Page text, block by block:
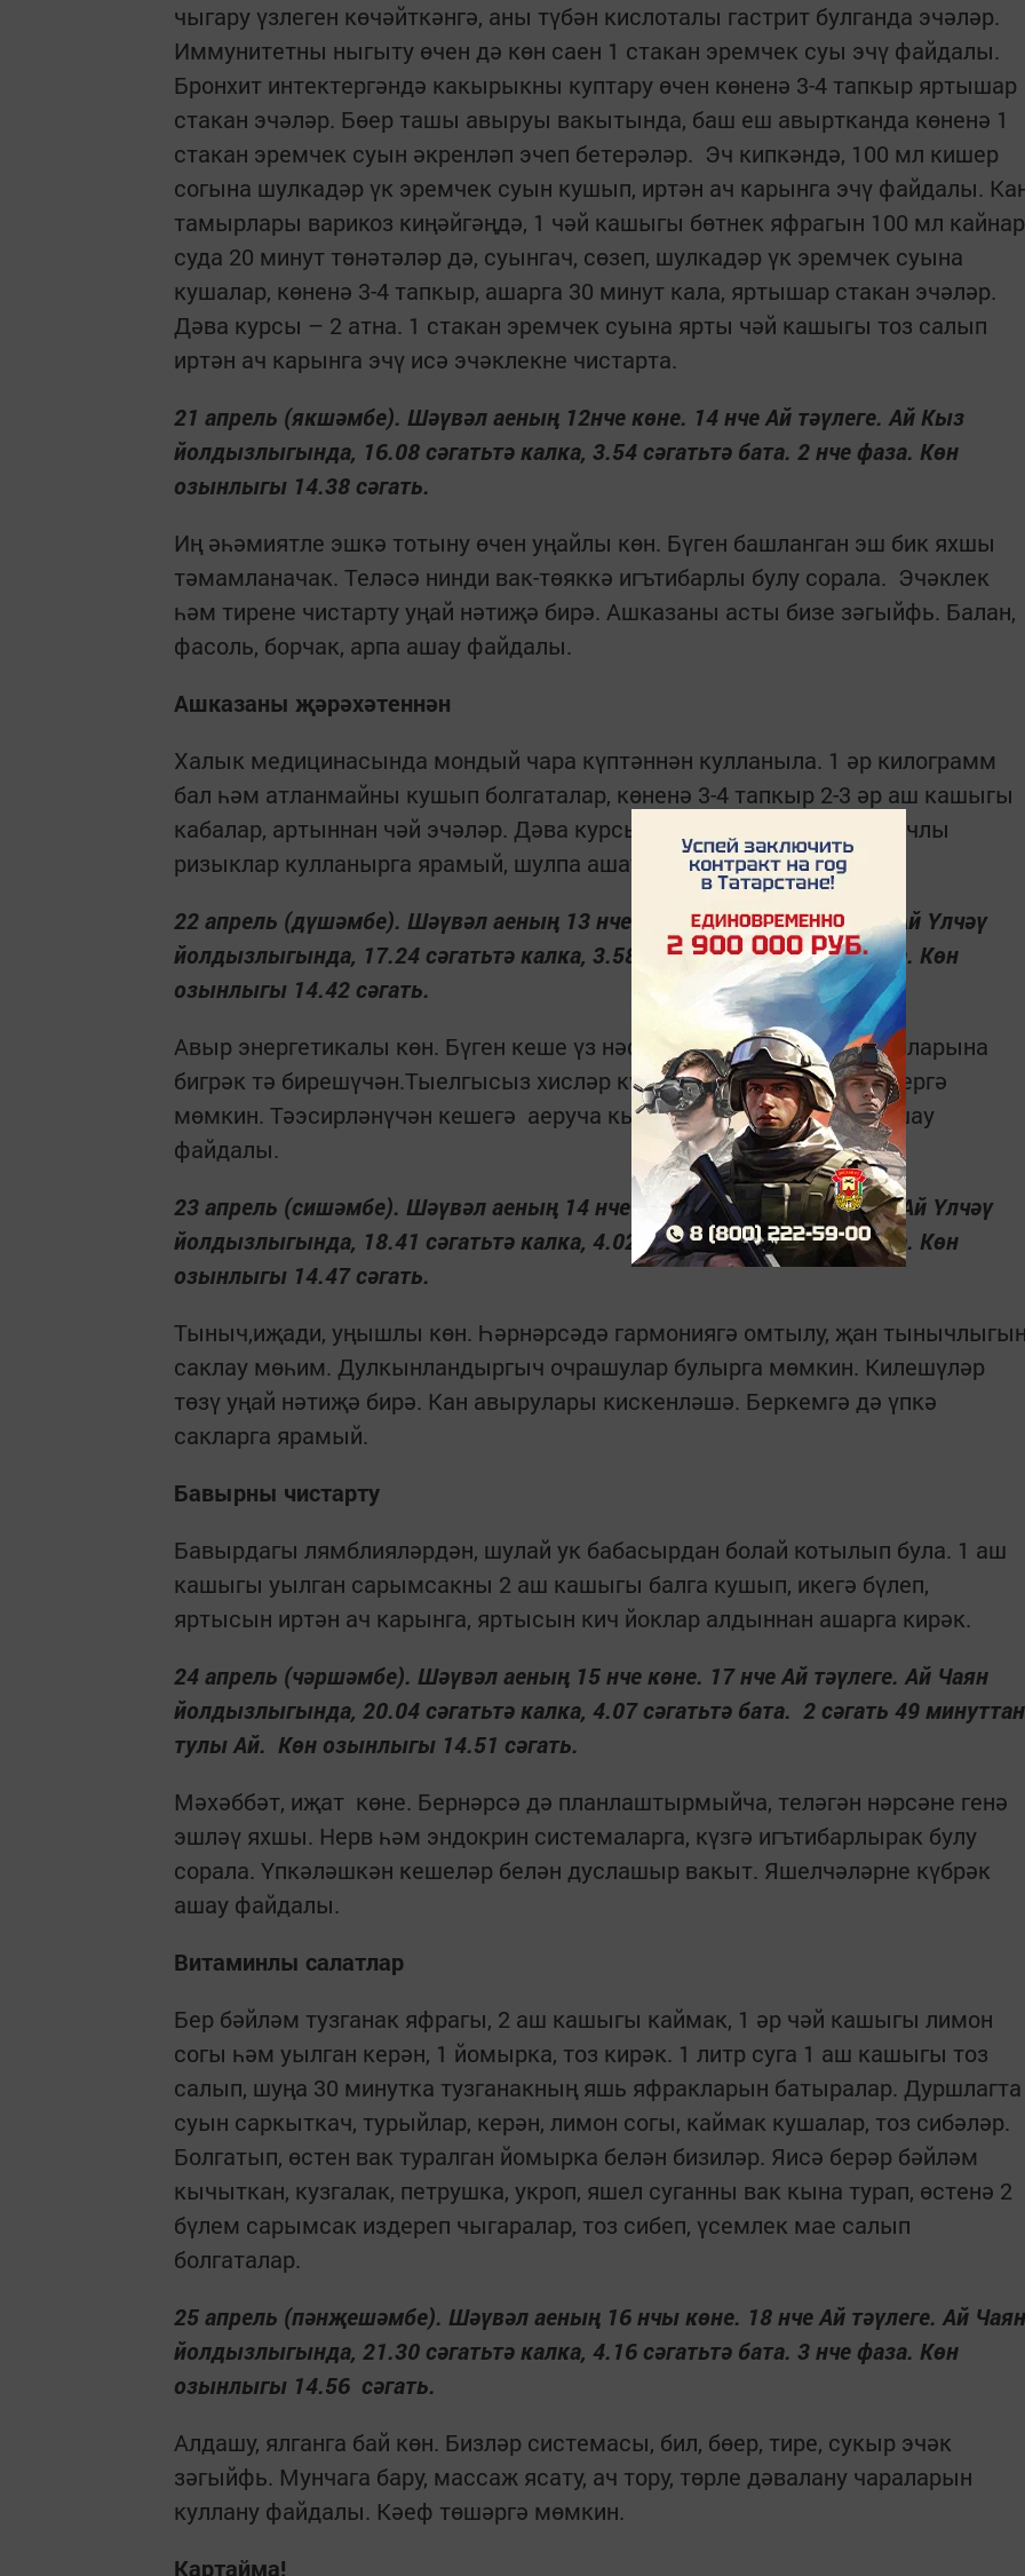
чыгару үзлеген көчәйткәнгә, аны түбән кислоталы гастрит булганда эчәләр.
Иммунитетны ныгыту өчен дә көн саен 1 стакан эремчек суы эчү файдалы.
Бронхит интектергәндә какырыкны куптару өчен көненә 3-4 тапкыр яртышар
стакан эчәләр. Бөер ташы авыруы вакытында, баш еш авыртканда көненә 1
стакан эремчек суын әкренләп эчеп бетерәләр. Эч кипкәндә, 100 мл кишер
согына шулкадәр үк эремчек суын кушып, иртән ач карынга эчү файдалы.
тамырлары варикоз киңәйгәңдә, 1 чәй кашыгы бөтнек яфрагын 100 мл кайнар
суда 20 минут төнәтәләр дә, суынгач, сөзеп, шулкадәр үк эремчек суына
кушалар, көненә 3-4 тапкыр, ашарга 30 минут кала, яртышар стакан эчәләр.
Дәва курсы – 2 атна. 1 стакан эремчек суына ярты чәй кашыгы тоз салып
иртән ач карынга эчү исә эчәклекне чистарта.
21 апрель (якшәмбе). Шәүвәл аеның 12нче көне. 14 нче Ай тәүлеге. Ай Кыз
йолдызлыгында, 16.08 сәгатьтә калка, 3.54 сәгатьтә бата. 2 нче фаза. Көн
озынлыгы 14.38 сәгать.
Иң әһәмиятле эшкә тотыну өчен уңайлы көн. Бүген башланган эш бик яхшы
тәмамланачак. Теләсә нинди вак-төяккә игътибарлы булу сорала. Эчәклек
һәм тирене чистарту уңай нәтиҗә бирә. Ашказаны асты бизе зәгыйфь. Балан,
фасоль, борчак, арпа ашау файдалы.
Ашказаны җәрәхәтеннән
Халык медицинасында мондый чара күптәннән кулланыла. 1 әр килограмм
бал һәм атланмайны кушып болгаталар, көненә 3-4 тапкыр 2-3 әр аш кашыгы
кабалар, артыннан чәй эчәләр. Дәва курсы вакытында тозлы-борычлы
ризыклар кулланырга ярамый, шулпа ашау исә файдалы.
22 апрель (дүшәмбе). Шәүвәл аеның 13 нче көне. 15 нче Ай тәүлеге. Ай Үлчәү
йолдызлыгында, 17.24 сәгатьтә калка, 3.58 сәгатьтә бата. 2 нче фаза. Көн
озынлыгы 14.42 сәгать.
Авыр энергетикалы көн. Бүген кеше үз нәфесенең теләк һәм коткыларына
бигрәк тә бирешүчән.Тыелгысыз хисләр күңелсез вакыйгага китерергә
мөмкин. Тәэсирләнүчән кешегә аеруча кыен. Балан, мүк җиләге ашау
файдалы.
23 апрель (сишәмбе). Шәүвәл аеның 14 нче көне. 16 нчы Ай тәүлеге. Ай Үлчәү
йолдызлыгында, 18.41 сәгатьтә калка, 4.02 сәгатьтә бата. 2 нче фаза. Көн
озынлыгы 14.47 сәгать.
Тыныч,иҗади, уңышлы көн. Һәрнәрсәдә гармониягә омтылу, җан
сак­лау мөһим. Дулкынландыргыч очрашулар булырга мөмкин. Килешүләр
төзү уңай нәтиҗә бирә. Кан авырулары кискенләшә. Беркемгә дә үпкә
сакларга ярамый.
Бавырны чистарту
Бавырдагы лямблияләрдән, шулай ук бабасырдан болай котылып була. 1 аш
кашыгы уылган сарымсакны 2 аш кашыгы балга кушып, икегә бүлеп,
яртысын иртән ач карынга, яртысын кич йоклар алдыннан ашарга кирәк.
24 апрель (чәршәмбе). Шәүвәл аеның 15 нче көне. 17 нче Ай тәүлеге. Ай Чаян
йолдызлыгында, 20.04 сәгатьтә калка, 4.07 сәгатьтә бата. 2 сәгать 49 минуттан
тулы Ай. Көн озынлыгы 14.51 сәгать.
Мәхәббәт, иҗат көне. Бернәрсә дә планлаштырмыйча, теләгән нәрсәне генә
эшләү яхшы. Нерв һәм эндокрин системаларга, күзгә игътибарлырак булу
сорала. Үпкәләшкән кешеләр белән дуслашыр вакыт. Яшелчәләрне күбрәк
ашау файдалы.
Витаминлы салатлар
Бер бәйләм тузганак яфрагы, 2 аш кашыгы каймак, 1 әр чәй кашыгы лимон
согы һәм уылган керән, 1 йомырка, тоз кирәк. 1 литр суга 1 аш кашыгы тоз
салып, шуңа 30 минутка тузганакның яшь яфракларын батыралар. Дуршлагта
суын саркыткач, турыйлар, керән, лимон согы, каймак кушалар, тоз сибәләр.
Болгатып, өстен вак туралган йомырка белән бизиләр. Яисә берәр бәйләм
кычыткан, кузгалак, петрушка, укроп, яшел суганны вак кына турап, өстенә 2
бүлем сарымсак издереп чыгаралар, тоз сибеп, үсемлек мае салып
болгаталар.
25 апрель (пәнҗешәмбе). Шәүвәл аеның 16 нчы көне. 18 нче Ай тәүлеге. Ай Чаян
йолдызлыгында, 21.30 сәгатьтә калка, 4.16 сәгатьтә бата. 3 нче фаза. Көн
озынлыгы 14.56 сәгать.
Алдашу, ялганга бай көн. Бизләр системасы, бил, бөер, тире, сукыр эчәк
зәгыйфь. Мунчага бару, массаж ясату, ач тору, төрле дәвалану чараларын
куллану файдалы. Кәеф төшәргә мөмкин.
Картайма!